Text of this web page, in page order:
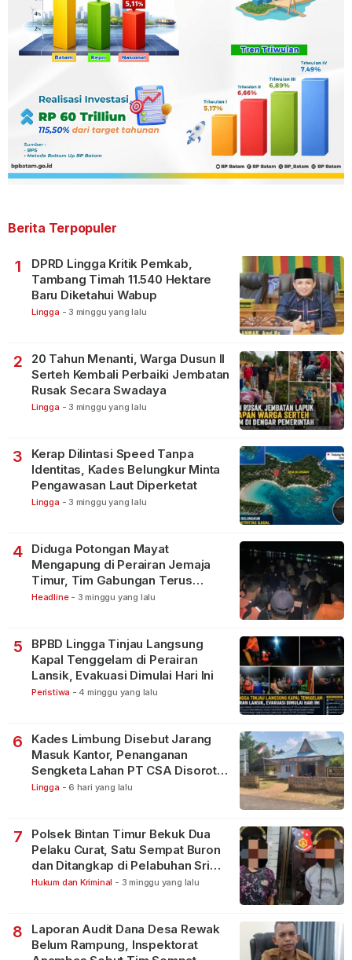
Berita Terpopuler
1
DPRD Lingga Kritik Pemkab,
Tambang Timah 11.540 Hektare
Baru Diketahui Wabup
Lingga - 3 minggu yang lalu
2
20 Tahun Menanti, Warga Dusun II
Serteh Kembali Perbaiki Jembatan
Rusak Secara Swadaya
Lingga - 3 minggu yang lalu
3
Kerap Dilintasi Speed Tanpa
Identitas, Kades Belungkur Minta
Pengawasan Laut Diperketat
Lingga - 3 minggu yang lalu
4
Diduga Potongan Mayat
Mengapung di Perairan Jemaja
Timur, Tim Gabungan Terus
Lakukan Pencarian
Headline - 3 minggu yang lalu
5
BPBD Lingga Tinjau Langsung
Kapal Tenggelam di Perairan
Lansik, Evakuasi Dimulai Hari Ini
Peristiwa - 4 minggu yang lalu
6
Kades Limbung Disebut Jarang
Masuk Kantor, Penanganan
Sengketa Lahan PT CSA Disorot
Warga
Lingga - 6 hari yang lalu
7
Polsek Bintan Timur Bekuk Dua
Pelaku Curat, Satu Sempat Buron
dan Ditangkap di Pelabuhan Sri
Bintan Pura
Hukum dan Kriminal - 3 minggu yang lalu
8
Laporan Audit Dana Desa Rewak
Belum Rampung, Inspektorat